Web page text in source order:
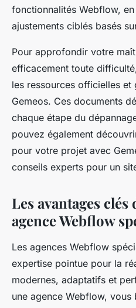
fonctionnalités Webflow,
ajustements ciblés basés
Pour approfondir votre
efficacement toute
les ressources officielles et
Gemeos. Ces documents
chaque étape du
pouvez également
pour votre projet avec
conseils experts pour un
Les avantages
agence Webflow
Les agences Webflow
expertise pointue pour la
modernes, adaptatifs et
une agence Webflow, vous